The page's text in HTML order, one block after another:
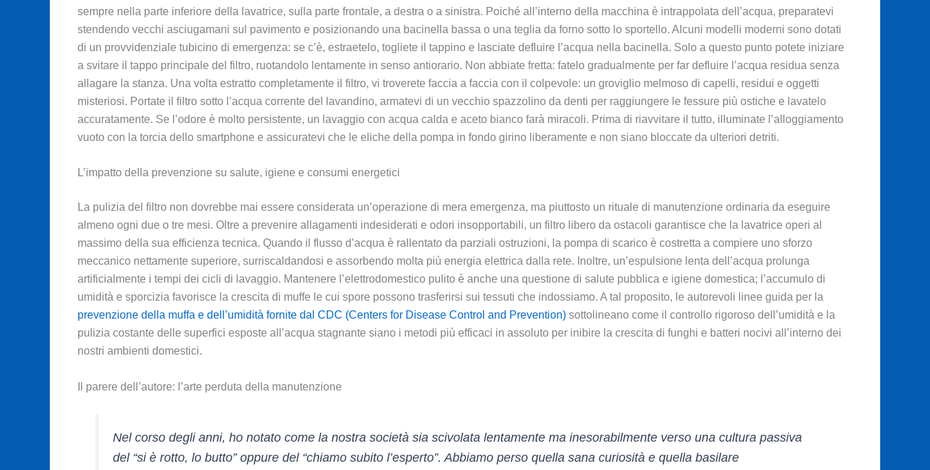
sempre nella parte inferiore della lavatrice, sulla parte frontale, a destra o a sinistra. Poiché all’interno della macchina è intrappolata dell’acqua, preparatevi
stendendo vecchi asciugamani sul pavimento e posizionando una bacinella bassa o una teglia da forno sotto lo sportello. Alcuni modelli moderni sono dotati
di un provvidenziale tubicino di emergenza: se c’è, estraetelo, togliete il tappino e lasciate defluire l’acqua nella bacinella. Solo a questo punto potete iniziare
a svitare il tappo principale del filtro, ruotandolo lentamente in senso antiorario. Non abbiate fretta: fatelo gradualmente per far defluire l’acqua residua senza
allagare la stanza. Una volta estratto completamente il filtro, vi troverete faccia a faccia con il colpevole: un groviglio melmoso di capelli, residui e oggetti
misteriosi. Portate il filtro sotto l’acqua corrente del lavandino, armatevi di un vecchio spazzolino da denti per raggiungere le fessure più ostiche e lavatelo
accuratamente. Se l’odore è molto persistente, un lavaggio con acqua calda e aceto bianco farà miracoli. Prima di riavvitare il tutto, illuminate l’alloggiamento
vuoto con la torcia dello smartphone e assicuratevi che le eliche della pompa in fondo girino liberamente e non siano bloccate da ulteriori detriti.
L’impatto della prevenzione su salute, igiene e consumi energetici
La pulizia del filtro non dovrebbe mai essere considerata un’operazione di mera emergenza, ma piuttosto un rituale di manutenzione ordinaria da eseguire
almeno ogni due o tre mesi. Oltre a prevenire allagamenti indesiderati e odori insopportabili, un filtro libero da ostacoli garantisce che la lavatrice operi al
massimo della sua efficienza tecnica. Quando il flusso d’acqua è rallentato da parziali ostruzioni, la pompa di scarico è costretta a compiere uno sforzo
meccanico nettamente superiore, surriscaldandosi e assorbendo molta più energia elettrica dalla rete. Inoltre, un’espulsione lenta dell’acqua prolunga
artificialmente i tempi dei cicli di lavaggio. Mantenere l’elettrodomestico pulito è anche una questione di salute pubblica e igiene domestica; l’accumulo di
umidità e sporcizia favorisce la crescita di muffe le cui spore possono trasferirsi sui tessuti che indossiamo. A tal proposito, le autorevoli linee guida per la
prevenzione della muffa e dell’umidità fornite dal CDC (Centers for Disease Control and Prevention) sottolineano come il controllo rigoroso dell’umidità e la
pulizia costante delle superfici esposte all’acqua stagnante siano i metodi più efficaci in assoluto per inibire la crescita di funghi e batteri nocivi all’interno dei
nostri ambienti domestici.
Il parere dell’autore: l’arte perduta della manutenzione
Nel corso degli anni, ho notato come la nostra società sia scivolata lentamente ma inesorabilmente verso una cultura passiva
del “si è rotto, lo butto” oppure del “chiamo subito l’esperto”. Abbiamo perso quella sana curiosità e quella basilare